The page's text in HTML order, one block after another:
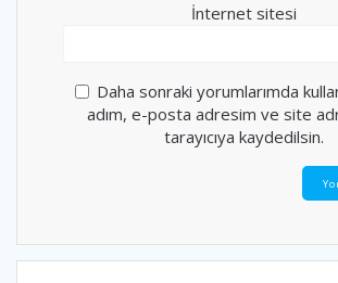
İnternet sitesi
Daha sonraki yorumlarımda
adım, e-posta adresim ve site
tarayıcıya kaydedilsin.